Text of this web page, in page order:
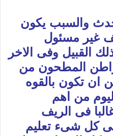
والسبب يكون
غير مسئول
القبيل وفى الاخر
المطحون من
ان تكون بالقوه
من اهم
فى الريف
كل شىء تعليم